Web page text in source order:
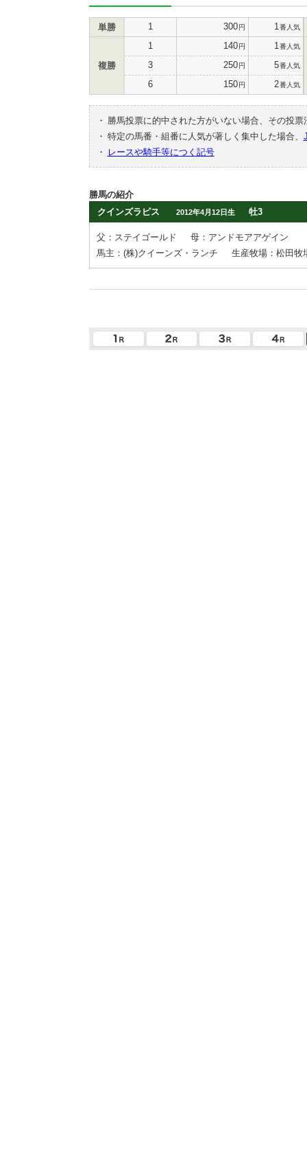
単勝 1 300円 1 番人気
複勝
1 140円 1 番人気
3 250円 5番人気
6 150円 2番人気
・
勝馬投票に的中された方がいない場合、その投
・ 特定の馬番・組番に人気が著しく集中した場合、
・
レースや騎手等につく記号
勝馬の紹介
クインズラピス
2012年4月12日生 牡3
父：ステイゴールド
母：アンドモアアゲイン
馬主：(株)クイーンズ・ランチ
生産牧場：松田牧